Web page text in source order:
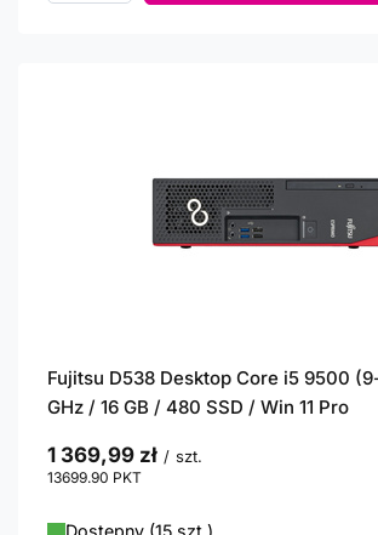
Fujitsu D538 Desktop Core i5 9500
GHz / 16 GB / 480 SSD / Win 11 Pro
1 369,99 zł / szt.
13699.90 PKT
Dostępny (15 szt.)